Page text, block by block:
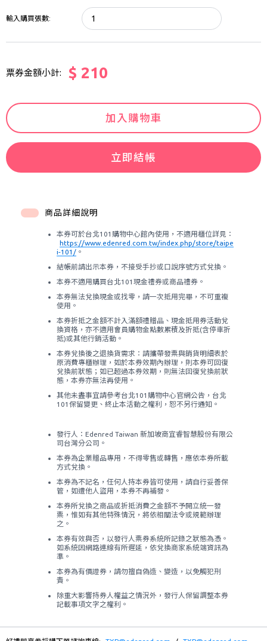
輸入購買張數:
票券金額小計: $ 210
加入購物車
立即結帳
商品詳細說明
本券可於台北101購物中心館內使用，不適用櫃位詳見：
https://www.edenred.com.tw/index.php/store/taipe
i-101/ 。
結帳前請出示本券，不接受手抄或口說序號方式兌換。
本券不適用購買台北101現金禮券或商品禮券。
本券無法兌換現金或找零，請一次抵用完畢，不可重複
使用。
本券折抵之金額不計入滿額禮贈品、現金抵用券活動兌
換資格，亦不適用會員購物金點數累積及折抵(含停車折
抵)或其他行銷活動。
本券兌換後之退換貨需求：請攜帶發票與銷貨明細表於
原消費專櫃辦理，如於本券效期內辦理，則本券可回復
兌換前狀態；如已超過本券效期，則無法回復兌換前狀
態，本券亦無法再使用。
其他未盡事宜請參考台北101購物中心官網公告，台北
101保留變更、終止本活動之權利，恕不另行通知。
發行人：Edenred Taiwan 新加坡商宜睿智慧股份有限公
司台灣分公司。
本券為企業贈品專用，不得零售或轉售，應依本券所載
方式兌換。
本券為不記名，任何人持本券皆可使用，請自行妥善保
管，如遭他人盜用，本券不再補發。
本券所兌換之商品或折抵消費之金額不予開立統一發
票，惟如有其他特殊情況，將依相關法令或規範辦理
之。
本券有效與否，以發行人票券系統所記錄之狀態為憑。
如系統因網路連線有所遲延，依兌換商家系統端資訊為
準。
本券為有價證券，請勿擅自偽造、變造，以免觸犯刑
責。
除重大影響持券人權益之情況外，發行人保留調整本券
記載事項文字之權利。